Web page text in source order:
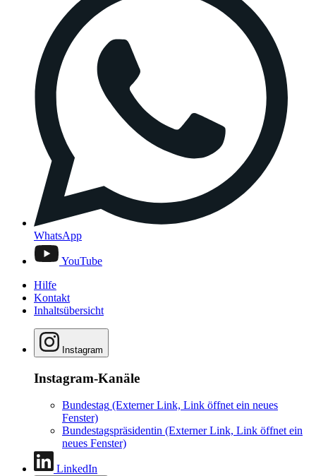
WhatsApp
YouTube
Hilfe
Kontakt
Inhaltsübersicht
Instagram
Instagram-Kanäle
Bundestag (Externer Link, Link öffnet ein neues
Fenster)
Bundestagspräsidentin (Externer Link, Link öffnet ein
neues Fenster)
LinkedIn